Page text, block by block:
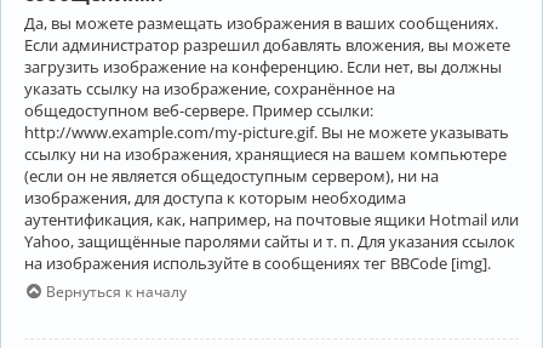
Да, вы можете размещать изображения в ваших сообщениях.
Если администратор разрешил добавлять вложения, вы можете
загрузить изображение на конференцию. Если нет, вы должны
указать ссылку на изображение, сохранённое на
общедоступном веб-сервере. Пример ссылки:
http://www.example.com/my-picture.gif. Вы не можете указывать
ссылку ни на изображения, хранящиеся на вашем компьютере
(если он не является общедоступным сервером), ни на
изображения, для доступа к которым необходима
аутентификация, как, например, на почтовые ящики Hotmail или
Yahoo, защищённые паролями сайты и т. п. Для указания ссылок
на изображения используйте в сообщениях тег BBCode [img].
Вернуться к началу